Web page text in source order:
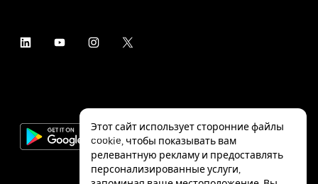
Этот сайт использует сторонние файлы
cookie, чтобы показывать вам
релевантную рекламу и предоставлять
персонализированные услуги,